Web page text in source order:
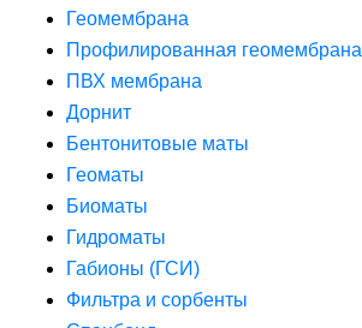
Геомембрана
Профилированная геомембрана
ПВХ мембрана
Дорнит
Бентонитовые маты
Геоматы
Биоматы
Гидроматы
Габионы (ГСИ)
Фильтра и сорбенты